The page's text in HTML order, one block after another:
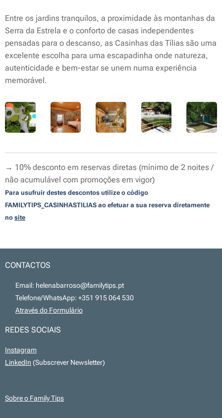
Entre os jardins tranquilos, a proximidade às montanhas da
Serra da Estrela e o conforto de casas independentes
pensadas para o descanso, as Casinhas das Tílias são uma
excelente escolha para uma escapadinha onde natureza,
autenticidade e bem-estar se unem numa experiência
memorável.
→ 10% desconto em reservas diretas (mínimo de 2 noites /
não acumulável com promoções em vigor)
Para usufruir destes descontos utilize o código
FAMILYTIPS_CASINHASTILIAS ao efetuar a sua reserva diretamente
no site
CONTACTOS
📧 Email: helenabarroso@familytips.pt
📞 Telefone/WhatsApp: +351 915 064 530
Através do Formulário
REDES SOCIAIS
Instagram
LinkedIn (Subscrever Newsletter)
Sobre o Family Tips